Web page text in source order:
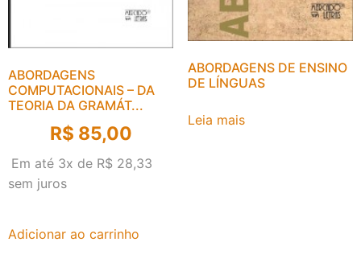
ABORDAGENS
COMPUTACIONAIS – DA
TEORIA DA GRAMÁT...
R$ 85,00
Em até 3x de R$ 28,33
sem juros
Adicionar ao carrinho
ABORDAGENS DE ENSINO
DE LÍNGUAS
Leia mais